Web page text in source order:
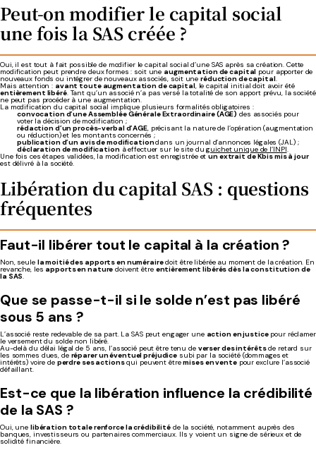
Peut-on modifier le capital social
une fois la SAS créée ?
Oui, il est tout à fait possible de modifier le capital social d’une SAS après sa création. Cette
modification peut prendre deux formes : soit une augmentation de capital pour apporter de
nouveaux fonds ou intégrer de nouveaux associés, soit uneréduction de capital.
Mais attention : avant toute augmentation de capital, le capital initial doit avoir été
entièrement libéré. Tant qu’un associé n’a pas versé la totalité de son apport prévu, la société
ne peut pas procéder à une augmentation.
La modification du capital social implique plusieurs formalités obligatoires :
convocation d’une Assemblée Générale Extraordinaire (AGE) des associés pour
voter la décision de modification ;
rédaction d’un procès-verbal d’AGE, précisant la nature de l’opération (augmentation
ou réduction) et les montants concernés ;
publication d’un avis de modificationdans un journal d’annonces légales (JAL) ;
déclaration de modificationà effectuer sur le site duguichet unique de l’INPI.
Une fois ces étapes validées, la modification est enregistrée etun extrait de Kbis mis à jour
est délivré à la société.
Libération du capital SAS : questions
fréquentes
Faut-il libérer tout le capital à la création ?
Non, seule la moitié des apports en numérairedoit être libérée au moment de la création. En
revanche, les apports en nature doivent être entièrement libérés dès la constitution de
la SAS.
Que se passe-t-il si le solde n’est pas libéré
sous 5 ans ?
L’associé reste redevable de sa part. La SAS peut engager une action en justicepour réclamer
le versement du solde non libéré.
Au-delà du délai légal de 5 ans, l’associé peut être tenu de verser des intérêtsde retard sur
les sommes dues, de réparer un éventuel préjudice subi par la société (dommages et
intérêts) voire de perdre ses actionsqui peuvent êtremises en ventepour exclure l’associé
défaillant.
Est-ce que la libération influence la crédibilité
de la SAS ?
Oui, une libération totale renforce la crédibilité de la société, notamment auprès des
banques, investisseurs ou partenaires commerciaux. Ils y voient un signe de sérieux et de
solidité financière.